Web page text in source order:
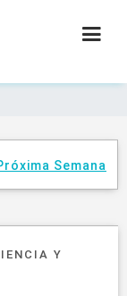
Semana
Y